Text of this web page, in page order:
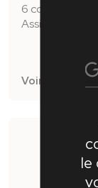
6 couleurs
Assise et
Voir la fiche
le